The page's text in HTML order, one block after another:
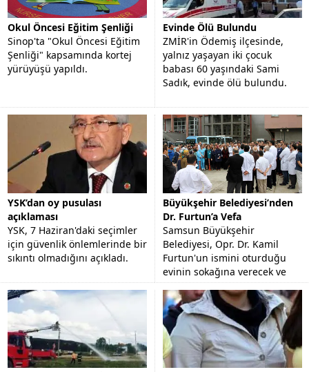
Okul Öncesi Eğitim Şenliği
Sinop'ta "Okul Öncesi Eğitim
Şenliği" kapsamında kortej
yürüyüşü yapıldı.
Evinde Ölü Bulundu
ZMİR'in Ödemiş ilçesinde,
yalnız yaşayan iki çocuk
babası 60 yaşındaki Sami
Sadık, evinde ölü bulundu.
YSK’dan oy pusulası
açıklaması
YSK, 7 Haziran'daki seçimler
için güvenlik önlemlerinde bir
sıkıntı olmadığını açıkladı.
Büyükşehir Belediyesi’nden
Dr. Furtun’a Vefa
Samsun Büyükşehir
Belediyesi, Opr. Dr. Kamil
Furtun'un ismini oturduğu
evinin sokağına verecek ve
görev yaptığı hastanenin
bahçesine büstünü yapacak.